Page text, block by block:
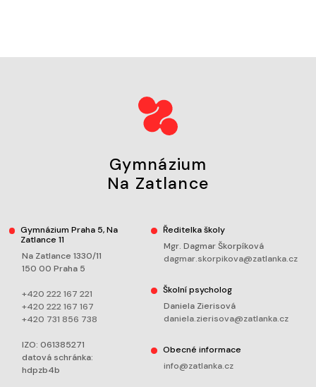
Gymnázium
Na Zatlance
Gymnázium Praha 5, Na
Zatlance 11
Na Zatlance 1330/11
150 00 Praha 5
+420 222 167 221
+420 222 167 167
+420 731 856 738
IZO: 061385271
datová schránka:
hdpzb4b
Ředitelka školy
Mgr. Dagmar Škorpíková
dagmar.skorpikova@zatlanka.cz
Školní psycholog
Daniela Zierisová
daniela.zierisova@zatlanka.cz
Obecné informace
info@zatlanka.cz